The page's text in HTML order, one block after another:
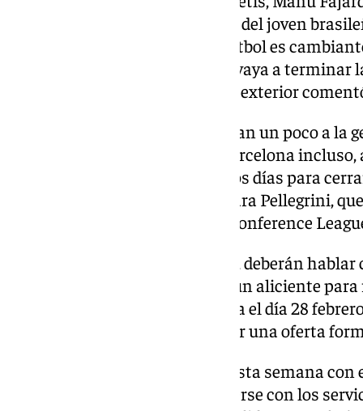
Getafe, habló sobre la situación del joven
comentaba que el mundo del fútbol es
nada hace indicar que Vitor no vaya a terminar
pasa es que existe mucho ruido exterior
Estas palabras de Fajardo calman un poco a la
a un posible traspaso. Desde Barcelona
Vitor Roque viajará a Brasil estos días para
brasileño sería un duro golpe para Pellegrini,
delanteros. Además de que en Conference
Si Palmeiras quiere al brasileño, deberán
verdiblancos deberán tener algún aliciente
El mercado de Brasil cierra el día el día 28
cuatro días al club para plantear una oferta
Habrá que ver lo que sucederá esta semana
tiene hasta el viernes para hacerse con los